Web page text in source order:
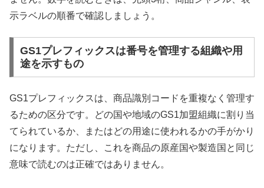
示ラベルの順番で確認しましょう。
GS1プレフィックスは番号を管理する組織や用
途を示すもの
GS1プレフィックスは、商品識別コードを重複なく管理す
るための区分です。どの国や地域のGS1加盟組織に割り当
てられているか、またはどの用途に使われるかの手がかり
になります。ただし、これを商品の原産国や製造国と同じ
意味で読むのは正確ではありません。